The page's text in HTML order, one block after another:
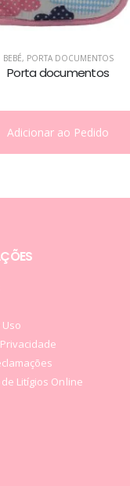
BEBÉ
Litígios Online